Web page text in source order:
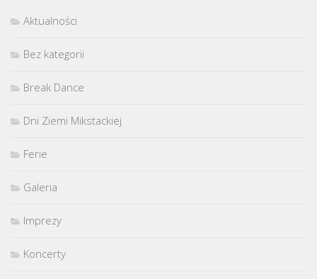
Aktualności
Bez kategorii
Break Dance
Dni Ziemi Mikstackiej
Ferie
Galeria
Imprezy
Koncerty